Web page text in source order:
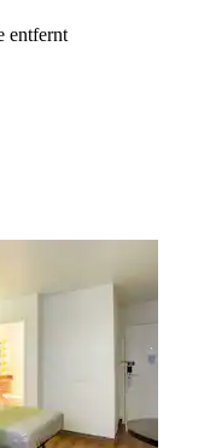
entfernt